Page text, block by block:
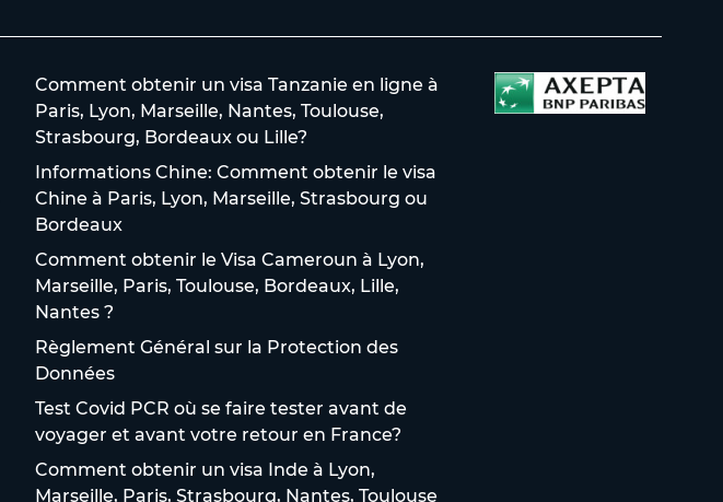
Comment obtenir un visa Tanzanie en ligne à
Paris, Lyon, Marseille, Nantes, Toulouse,
Strasbourg, Bordeaux ou Lille?
Informations Chine: Comment obtenir le visa
Chine à Paris, Lyon, Marseille, Strasbourg ou
Bordeaux
Comment obtenir le Visa Cameroun à Lyon,
Marseille, Paris, Toulouse, Bordeaux, Lille,
Nantes ?
Règlement Général sur la Protection des
Données
Test Covid PCR où se faire tester avant de
voyager et avant votre retour en France?
Comment obtenir un visa Inde à Lyon,
Marseille, Paris, Strasbourg, Nantes, Toulouse